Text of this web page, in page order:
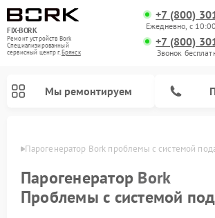
FIX-BORK
Ремонт устройств Bork
Специализированный
cервисный центр г.Брянск
+7 (800)
Ежедневно, с
+7 (800)
Звонок
Мы ремонтируем
Парогенератор Bork проблемы с системой
Парогенератор Bork
Проблемы с системой